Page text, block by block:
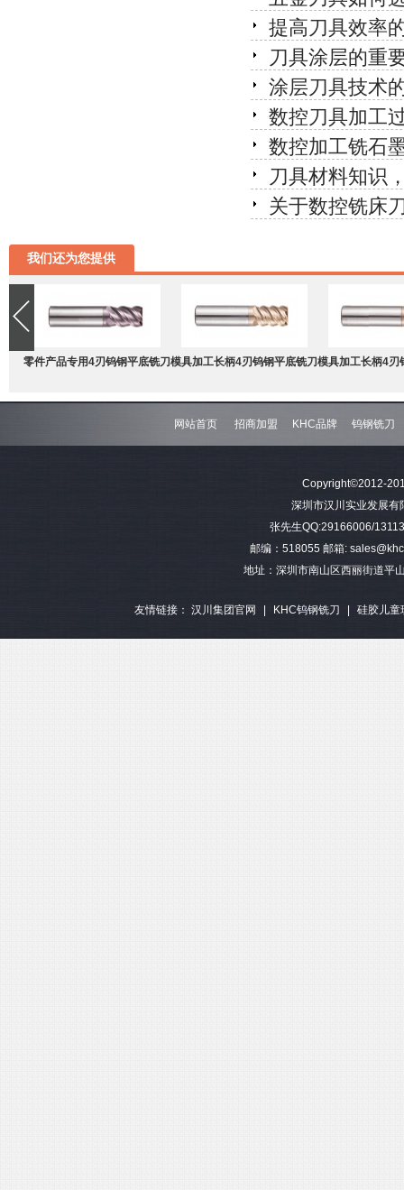
提高刀具效率
刀具涂层的重
涂层刀具技术
数控刀具加工
数控加工铣石
刀具材料知识
关于数控铣床
我们还为您提供
零件产品专用4刃钨钢平底铣刀模具加工长柄4刃钨钢平底铣刀模具加工长柄4刃
钢平底
网站首页 招商加盟 KHC品牌 钨钢铣刀
Copyright©2012-
深圳市汉川实业发展
张先生QQ:29166006/
邮编：518055 邮箱:
地址：深圳市南山区西丽街道平
友情链接： 汉川集团官网 | KHC钨钢铣刀 | 硅胶儿童